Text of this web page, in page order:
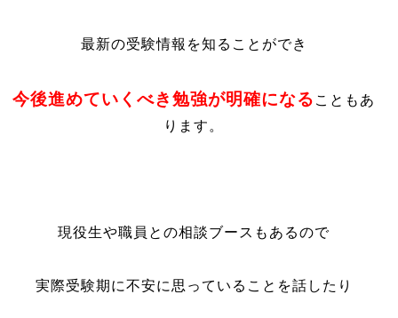
最新の受験情報を知ることができ
今後進めていくべき勉強が明確になる こともあ
ります。
現役生や職員との相談ブースもあるので
実際受験期に不安に思っていることを話したり